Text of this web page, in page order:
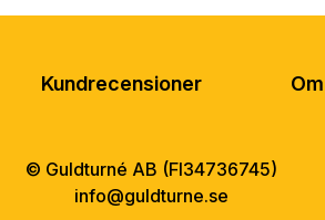
Kundrecensioner
© Guldturné AB (FI34736745)
info@guldturne.se